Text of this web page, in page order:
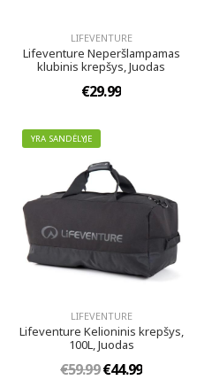
LIFEVENTURE
Lifeventure Neperšlampamas
klubinis krepšys, Juodas
€29.99
YRA SANDĖLYJE
LIFEVENTURE
Lifeventure Kelioninis krepšys,
100L, Juodas
€59.99€44.99